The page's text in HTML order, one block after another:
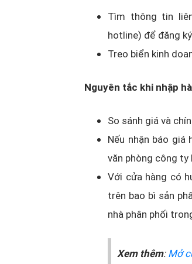
Tìm thông tin
hotline) để đăng
Treo biển kinh
Nguyên tắc khi nhập
So sánh giá và
Nếu nhận báo giá
văn phòng công
Với cửa hàng có
trên bao bì sản
nhà phân phối
Xem thêm:Mở